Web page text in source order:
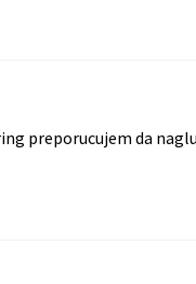
preporucujem da